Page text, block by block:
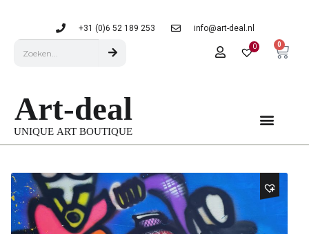
+31 (0)6 52 189 253 info@art-deal.nl
0 0